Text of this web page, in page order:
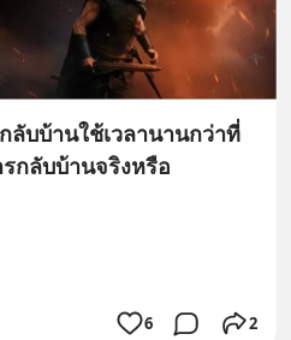
ลับบ้านใช้เวลานานกว่าที่
กลับบ้านจริงหรือ
6 2